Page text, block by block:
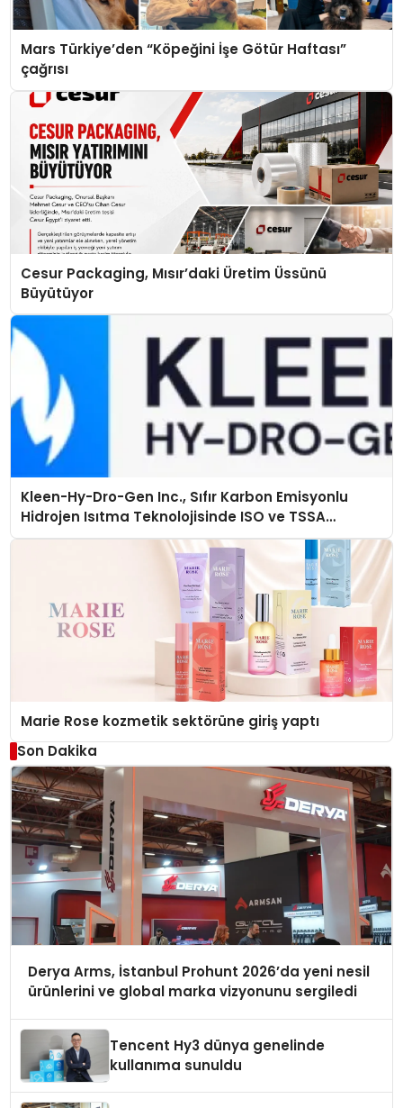
Mars Türkiye’den “Köpeğini İşe Götür Haftası”
çağrısı
Cesur Packaging, Mısır’daki Üretim Üssünü
Büyütüyor
Kleen-Hy-Dro-Gen Inc., Sıfır Karbon Emisyonlu
Hidrojen Isıtma Teknolojisinde ISO ve TSSA
Düzenleyici Onaylarını Aldı
Marie Rose kozmetik sektörüne giriş yaptı
Son Dakika
Derya Arms, İstanbul Prohunt 2026’da yeni nesil
ürünlerini ve global marka vizyonunu sergiledi
Tencent Hy3 dünya genelinde
kullanıma sunuldu